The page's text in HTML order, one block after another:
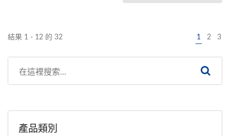
結果 1 - 12 的 32 1 2 3
產品類別